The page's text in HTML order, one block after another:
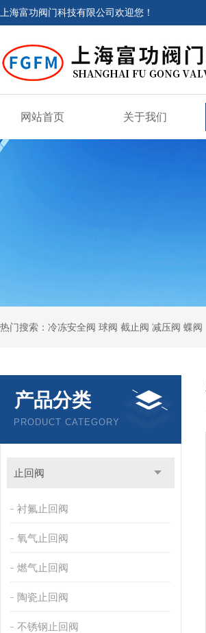
上海富功阀门科技有限公司欢迎您！
网站首页 关于我们
热门搜索：冷冻安全阀 球阀 截止阀 减压阀 蝶阀
产品分类
PRODUCT CATEGORY
止回阀
衬氟止回阀
氧气止回阀
燃气止回阀
陶瓷止回阀
不锈钢止回阀